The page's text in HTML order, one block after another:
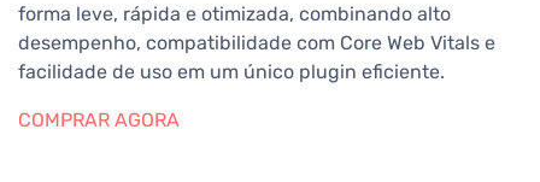
forma leve, rápida e otimizada, combinando alto
desempenho, compatibilidade com Core Web Vitals e
facilidade de uso em um único plugin eficiente.
COMPRAR AGORA